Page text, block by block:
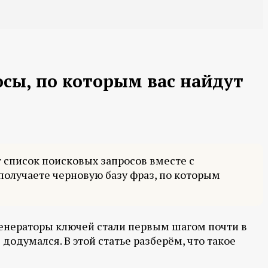
по которым вас найдут
поисковых запросов вместе с
черновую базу фраз, по которым
ключей стали первым шагом почти в
В этой статье разберём, что такое